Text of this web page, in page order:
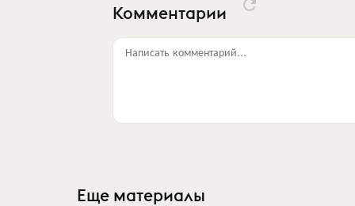
Комментарии
Написать комментарий...
Еще материалы